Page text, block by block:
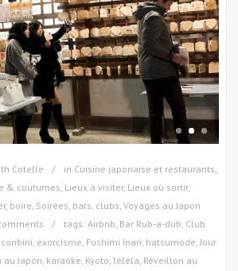
Cotelle in Cuisine japonaise et restaurants
& coutumes Lieux à visiter, Lieux où sortir,
boire Soirées, bars, clubs Voyages au Japon
tags: Airbnb Bar Rub-a-dub Club
conbini exorcisme Fushimi Inari hatsumode Jour
au Japon karaoke Kyoto léléla Réveillon au